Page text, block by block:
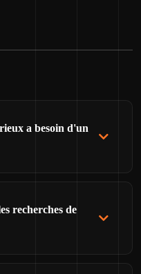
a besoin d'un
recherches de